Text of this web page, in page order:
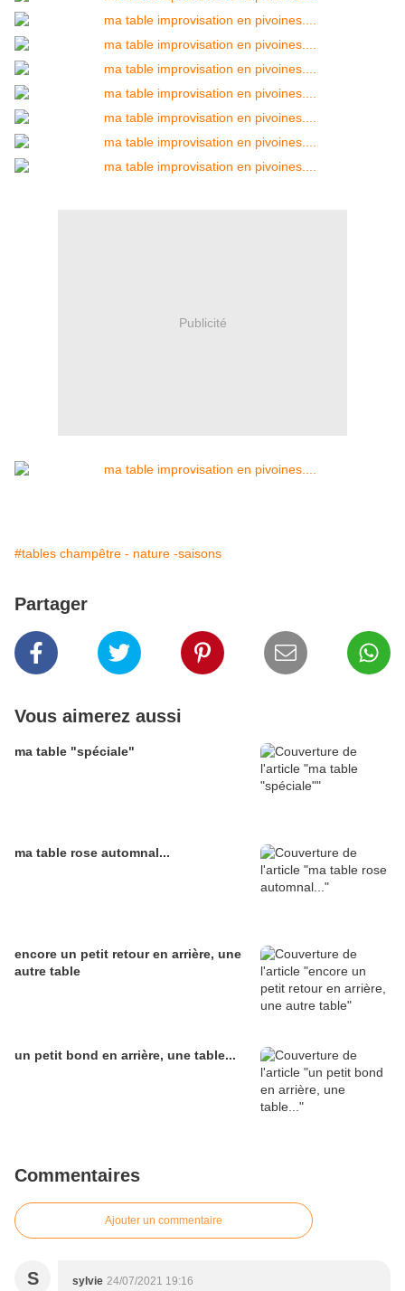
Publicité
#tables champêtre - nature -saisons
Partager
Vous aimerez aussi
ma table "spéciale"
ma table rose automnal...
encore un petit retour en arrière, une
autre table
un petit bond en arrière, une table...
Commentaires
Ajouter un commentaire
S sylvie 24/07/2021 19:16